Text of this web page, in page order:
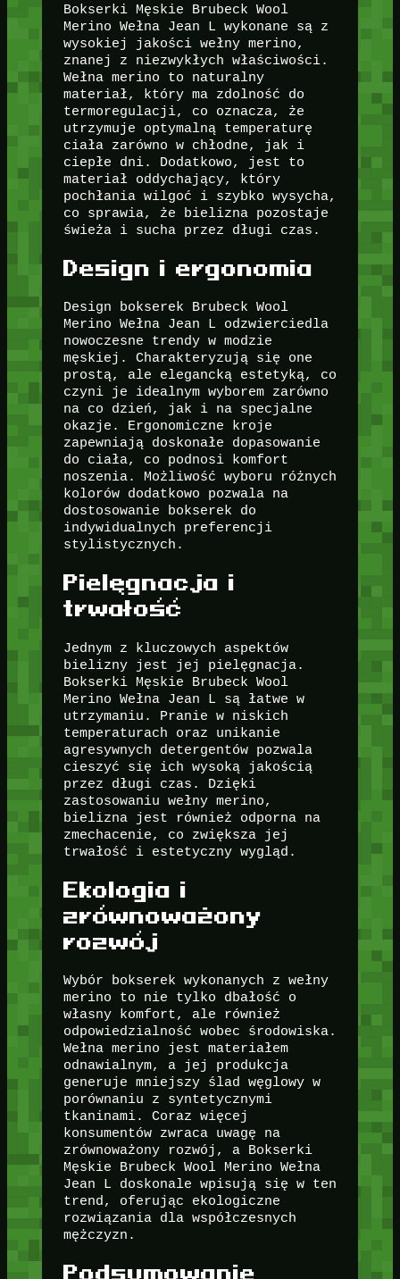
Bokserki Męskie Brubeck Wool
Merino Wełna Jean L wykonane są z
wysokiej jakości wełny merino,
znanej z niezwykłych właściwości.
Wełna merino to naturalny
materiał, który ma zdolność do
termoregulacji, co oznacza, że
utrzymuje optymalną temperaturę
ciała zarówno w chłodne, jak i
ciepłe dni. Dodatkowo, jest to
materiał oddychający, który
pochłania wilgoć i szybko wysycha,
co sprawia, że bielizna pozostaje
świeża i sucha przez długi czas.
Design i ergonomia
Design bokserek Brubeck Wool
Merino Wełna Jean L odzwierciedla
nowoczesne trendy w modzie
męskiej. Charakteryzują się one
prostą, ale elegancką estetyką, co
czyni je idealnym wyborem zarówno
na co dzień, jak i na specjalne
okazje. Ergonomiczne kroje
zapewniają doskonałe dopasowanie
do ciała, co podnosi komfort
noszenia. Możliwość wyboru różnych
kolorów dodatkowo pozwala na
dostosowanie bokserek do
indywidualnych preferencji
stylistycznych.
Pielęgnacja i
trwałość
Jednym z kluczowych aspektów
bielizny jest jej pielęgnacja.
Bokserki Męskie Brubeck Wool
Merino Wełna Jean L są łatwe w
utrzymaniu. Pranie w niskich
temperaturach oraz unikanie
agresywnych detergentów pozwala
cieszyć się ich wysoką jakością
przez długi czas. Dzięki
zastosowaniu wełny merino,
bielizna jest również odporna na
zmechacenie, co zwiększa jej
trwałość i estetyczny wygląd.
Ekologia i
zrównoważony
rozwój
Wybór bokserek wykonanych z wełny
merino to nie tylko dbałość o
własny komfort, ale również
odpowiedzialność wobec środowiska.
Wełna merino jest materiałem
odnawialnym, a jej produkcja
generuje mniejszy ślad węglowy w
porównaniu z syntetycznymi
tkaninami. Coraz więcej
konsumentów zwraca uwagę na
zrównoważony rozwój, a Bokserki
Męskie Brubeck Wool Merino Wełna
Jean L doskonale wpisują się w ten
trend, oferując ekologiczne
rozwiązania dla współczesnych
mężczyzn.
Podsumowanie